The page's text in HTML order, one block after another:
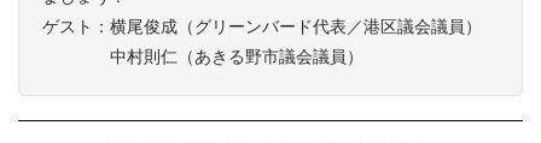
ゲスト：横尾俊成（グリーンバード代表／港区議会議員）
中村則仁（あきる野市議会議員）